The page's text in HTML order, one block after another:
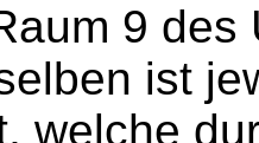
9 des
ist
welche